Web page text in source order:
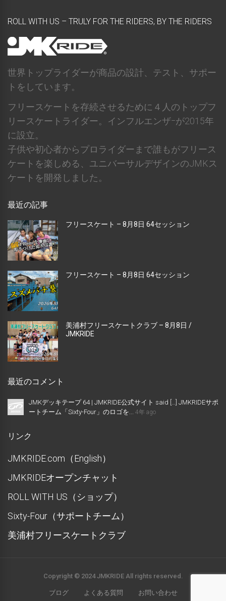
ROLL WITH US – TRULY FOR THE RIDERS, BY THE RIDERS
世界トップライダーが商品の設計、テスト、サポー
トをしています。
フリースケートを存続させるために４人のトップフ
リースケートライダー。インフルエンザｰが2015年
に設立。
子供や初心者からプロライダーまで誰もがフリース
ケートを楽しめる、ユニバーサルデザインのJMKス
ケートを開発しました。
最近の記事
フリースケート – 8月8日 64セッション
フリースケート – 8月8日 64セッション
美浦村フリースケートクラブ – 8月8日 /
JMKRIDE
最近のコメント
JMKデッキテープ 64 | JMKRIDE公式サイト said […] JMKRIDEサポ
ートチーム「Sixty-Four」のロゴを...
4年 ago
リンク
JMKRIDE.com（English）
JMKRIDEオープンチャット
ROLL WITH US（ショップ）
Sixty-Four（サポートチーム）
美浦村フリースケートクラブ
Copyright © 2024 JMKRIDE All rights reserved.
ブログ よくある質問 お問い合わせ